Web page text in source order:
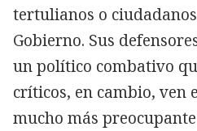
tertulianos o
Gobierno. Sus
un político combativo
críticos, en cambio, ven
mucho más